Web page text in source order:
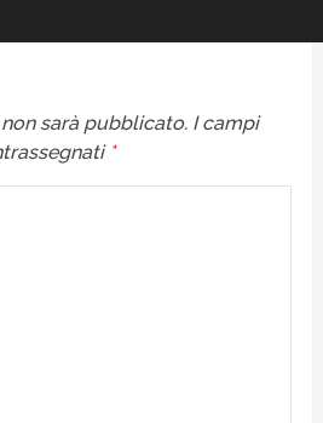
sarà pubblicato. I campi
*